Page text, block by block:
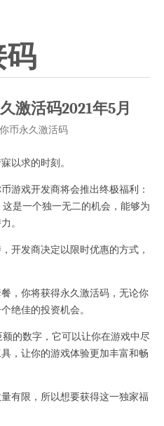
码
激活码2021年5月
币永久激活码
求的时刻。
戏开发商将会推出终极福利：
是一个独一无二的机会，能够为
。
发商决定以限时优惠的方式，
你将获得永久激活码，无论你
绝佳的投资机会。
数字，它可以让你在游戏中尽
，让你的游戏体验更加丰富和畅
限，所以想要获得这一独家福